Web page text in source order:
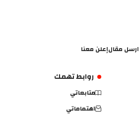
ارسل مقالإعلن معنا
روابط تهمك
متابعاتي
اهتماماتي